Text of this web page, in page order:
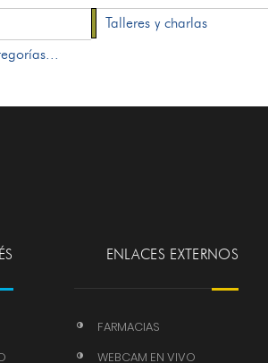
Talleres y charlas
ENLACES EXTERNOS
FARMACIAS
WEBCAM EN VIVO